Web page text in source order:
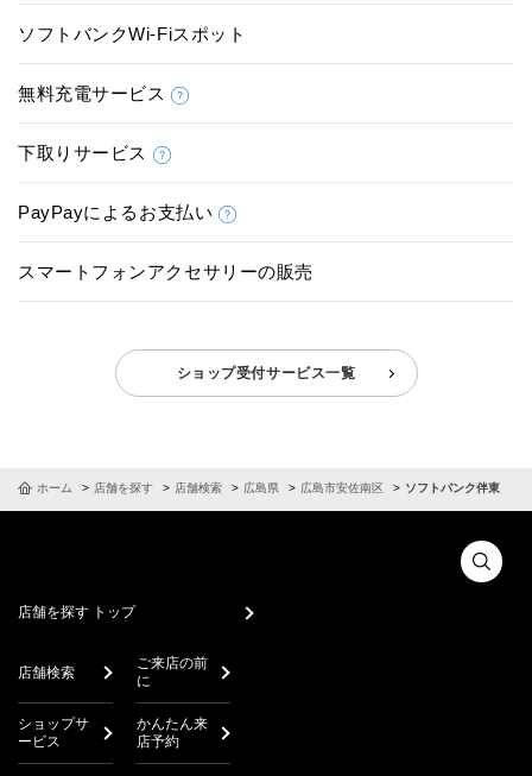
ソフトバンクWi-Fiスポット
無料充電サービス
下取りサービス
PayPayによるお支払い
スマートフォンアクセサリーの販売
ショップ受付サービス一覧
ホーム 店舗を探す 店舗検索 広島県 広島市安佐南区 ソフトバンク伴東
店舗を探す トップ
店舗検索
ご来店の前
に
ショップサ
ービス
かんたん来
店予約